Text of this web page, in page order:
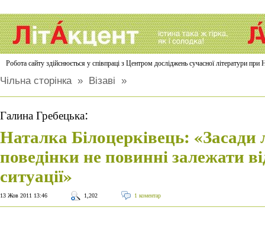
Робота сайту здійснюється у співпраці з Центром досліджень сучасної літератури
Чільна сторінка» Візаві »
Галина Гребецька:
Наталка Білоцерківець: «Засади
поведінки не повинні залежати
ситуації»
13 Жов 2011 13:46 1,202 1 коментар